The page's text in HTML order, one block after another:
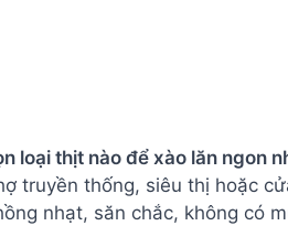
loại thịt nào để xào lăn ngon
truyền thống, siêu thị hoặc
nhạt, săn chắc, không có